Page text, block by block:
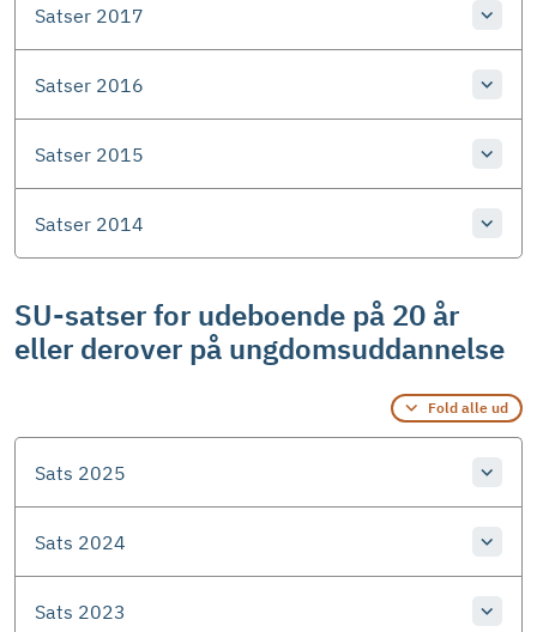
Satser 2017
Satser 2016
Satser 2015
Satser 2014
SU-satser for udeboende på 20 år
eller derover på ungdomsuddannelse
Fold alle ud
Sats 2025
Sats 2024
Sats 2023